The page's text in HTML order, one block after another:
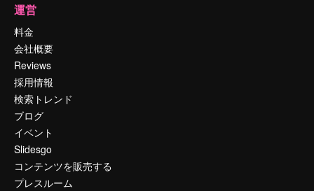
運営
料金
会社概要
Reviews
採用情報
検索トレンド
ブログ
イベント
Slidesgo
コンテンツを販売する
プレスルーム